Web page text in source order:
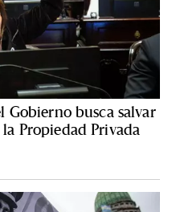
Gobierno busca salvar
Propiedad Privada